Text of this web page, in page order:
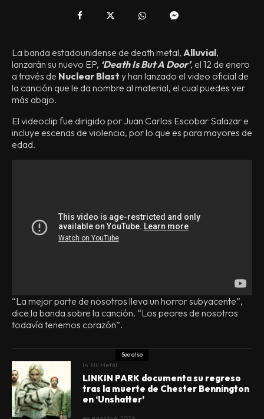
La banda estadounidense de death metal, Alluvial,
lanzarán su nuevo EP, ‘Death Is But A Door’, el 12 de enero
a través de Nuclear Blast y han lanzado el video oficial de
la canción que le da nombre al material, el cual puedes ver
más abajo.
El videoclip fue dirigido por Juan Carlos Escobar Salazar e
incluye escenas de violencia, por lo que es para mayores de
edad.
“La mejor parte de nosotros lleva un horror subyacente”,
dice la banda sobre la canción. “Los peores de nosotros
todavía tenemos corazón”.
See also
In Nü Metal
LINKIN PARK documenta su regreso
tras la muerte de Chester Bennington
en ‘Unshatter’